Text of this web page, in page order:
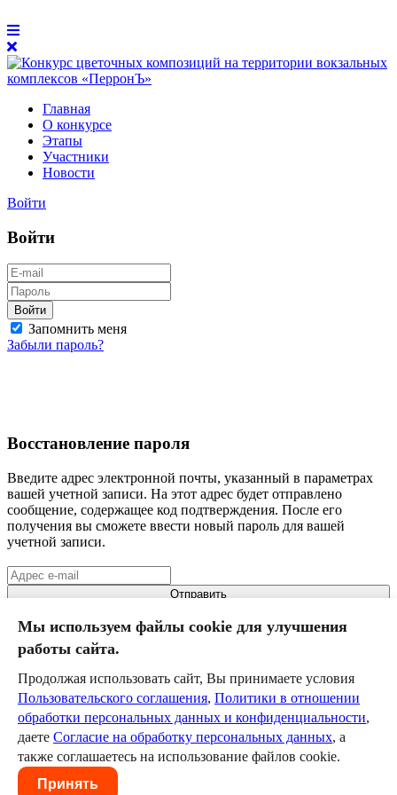
Главная
О конкурсе
Этапы
Участники
Новости
Войти
Войти
Войти
Запомнить меня
Забыли пароль?
Восстановление пароля
Введите адрес электронной почты, указанный в параметрах
вашей учетной записи. На этот адрес будет отправлено
сообщение, содержащее код подтверждения. После его
получения вы сможете ввести новый пароль для вашей
учетной записи.
Отправить
Сосногорск
Северная РДЖВ
III класс
Команда
Календарь
Новости
Служба технической поддержкиhelp@szd.online
Пользовательское соглашение
обработки персональных данных и конфиденциальности
Мы используем файлы cookie для улучшения
работы сайта.
Продолжая использовать сайт, Вы принимаете условия
Пользовательского соглашения, Политики в отношении
обработки персональных данных и конфиденциальности,
даете Согласие на обработку персональных данных, а
также соглашаетесь на использование файлов cookie.
Принять